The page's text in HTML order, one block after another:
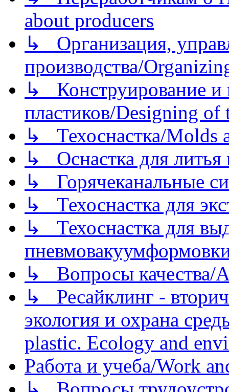
about producers
↳ Организация,
производства/
↳ Конструирование и
пластиков/Designing of
↳ Техоснастка/Molds
↳ Оснастка для литья
↳ Горячеканальные
↳ Техоснастка для
↳ Техоснастка для
↳ Вопросы качества/
↳ Ресайклинг -
экология и охрана
plastic. Ecology and
Работа и учеба/Work